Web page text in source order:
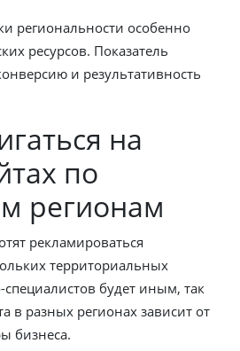
региональности особенно
ресурсов. Показатель
и результативность
на
по
регионам
рекламироваться
территориальных
будет иным, так
в разных регионах зависит от
бизнеса.